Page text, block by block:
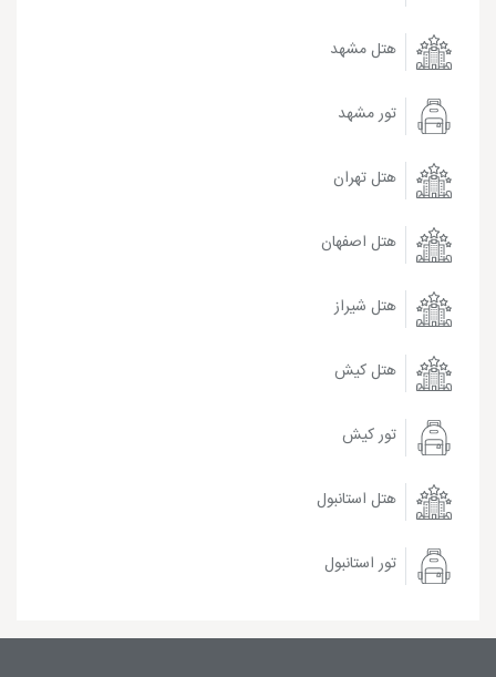
هتل مشهد
تور مشهد
هتل تهران
هتل اصفهان
هتل شیراز
هتل کیش
تور کیش
هتل استانبول
تور استانبول